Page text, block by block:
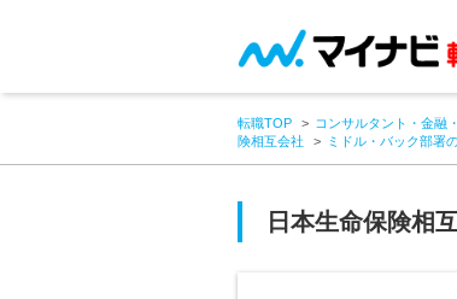
転職TOP コンサルタント・金融
険相互会社
ミドル・バック部署
日本生命保険相